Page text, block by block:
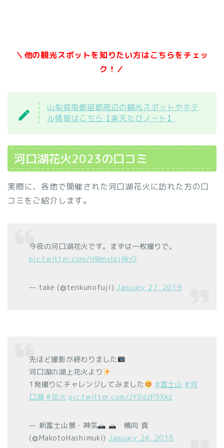
＼他の観光スポットを知りたい方はこちらをチェッ
ク！／
山梨県南都留郡周辺の観光スポットやホテ
ル情報はこちら【楽天たびノート】
河口湖花火2023の口コミ
実際に、各地で開催された河口湖花火に訪れた方の口
コミをご紹介します。
今夜の河口湖花火です。まずは一枚撮りで。
pic.twitter.com/HWmxlqjWnO
— take (@tenkunofuji)January 27, 2019
先ほど撮影が終わりました
河口湖の湖上花火より
1発撮りにチャレンジしてみました
#富士山 #河
口湖 #花火 pic.twitter.com/JY8dzP9Xkz
— 新富士山景・神気
橋向 真
(@MakotoHashimuki) January 24, 2016